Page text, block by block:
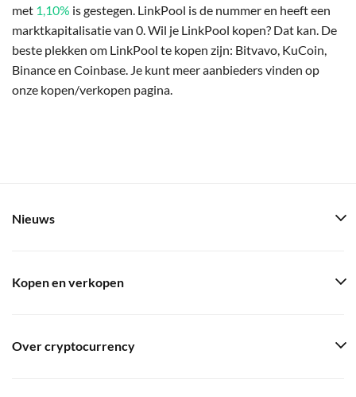
met 1,10% is gestegen. LinkPool is de nummer en heeft een
marktkapitalisatie van 0. Wil je LinkPool kopen? Dat kan. De
beste plekken om LinkPool te kopen zijn: Bitvavo, KuCoin,
Binance en Coinbase. Je kunt meer aanbieders vinden op
onze kopen/verkopen pagina.
Nieuws
Kopen en verkopen
Over cryptocurrency